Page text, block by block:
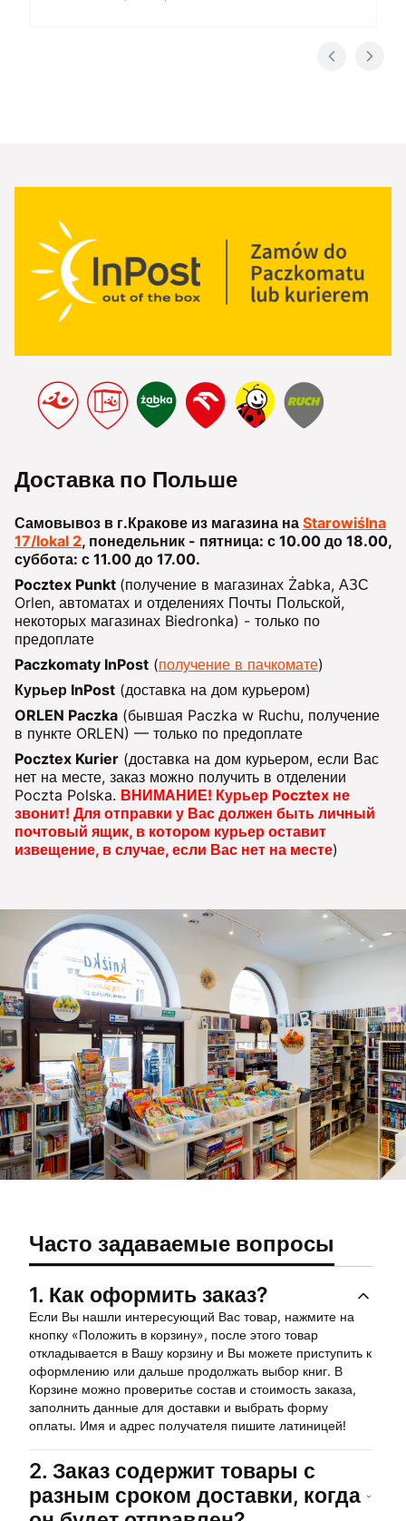
Доставка по Польше
Самовывоз в г.Кракове из магазина на Starowiślna
17/lokal 2, понедельник - пятница: с 10.00 до 18.00,
суббота: с 11.00 до 17.00.
Pocztex Punkt (получение в магазинах Żabka, АЗС
Orlen, автоматах и отделениях Почты Польской,
некоторых магазинах Biedronka) - только по
предоплате
Paczkomaty InPost (получение в пачкомате)
Курьер InPost (доставка на дом курьером)
ORLEN Paczka (бывшая Paczka w Ruchu, получение
в пункте ORLEN) — только по предоплате
Pocztex Kurier (доставка на дом курьером, если Вас
нет на месте, заказ можно получить в отделении
Poczta Polska. ВНИМАНИЕ! Курьер Pocztex не
звонит! Для отправки у Вас должен быть личный
почтовый ящик, в котором курьер оставит
извещение, в случае, если Вас нет на месте)
Часто задаваемые вопросы
1. Как оформить заказ?
Если Вы нашли интересующий Вас товар, нажмите на
кнопку «Положить в корзину», после этого товар
откладывается в Вашу корзину и Вы можете приступить к
оформлению или дальше продолжать выбор книг. В
Корзине можно проверитье состав и стоимость заказа,
заполнить данные для доставки и выбрать форму
оплаты. Имя и адрес получателя пишите латиницей!
2. Заказ содержит товары с
разным сроком доставки, когда